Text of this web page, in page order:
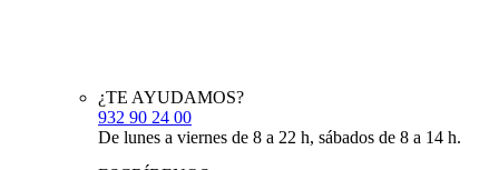
¿TE AYUDAMOS?
932 90 24 00
De lunes a viernes de 8 a 22 h, sábados de 8 a 14 h.